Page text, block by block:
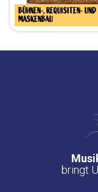
BÜHNEN-, REQUISITEN- UND
MASKENBAU
bringt